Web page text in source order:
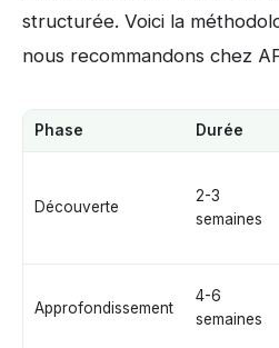
structurée. Voici la
nous recommandons chez
Phase Durée
Découverte
2-3
semaines
Approfondissement
4-6
semaines